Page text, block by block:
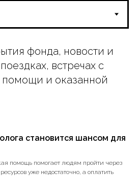
фонда, новости и
встречах с
и оказанной
становится шансом для
помощь помогает людям пройти через
уже недостаточно, а оплатить